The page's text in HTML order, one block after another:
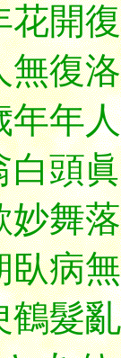
開
復
年
頭
舞
病
髮